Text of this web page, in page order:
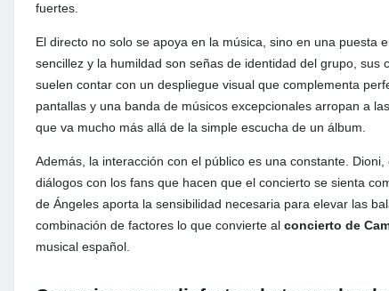
fuertes.
El directo no solo se apoya en la música, sino en una puesta
sencillez y la humildad son señas de identidad del grupo,
suelen contar con un despliegue visual que complementa
pantallas y una banda de músicos excepcionales arropan a
que va mucho más allá de la simple escucha de un álbum.
Además, la interacción con el público es una constante.
diálogos con los fans que hacen que el concierto se sienta
de Ángeles aporta la sensibilidad necesaria para elevar las
combinación de factores lo que convierte al concierto de
musical español.